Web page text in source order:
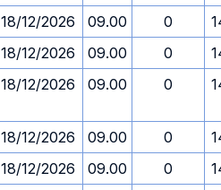
18/12/2026 09.00 0
18/12/2026 09.00 0
18/12/2026 09.00 0
18/12/2026 09.00 0
18/12/2026 09.00 0